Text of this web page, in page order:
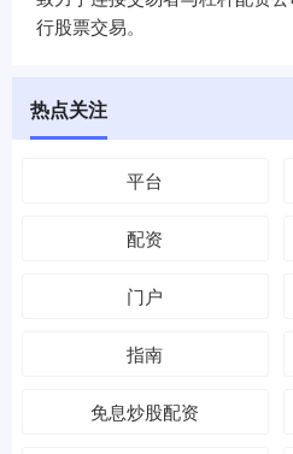
行股票交易。
热点关注
平台
配资
门户
指南
免息炒股配资